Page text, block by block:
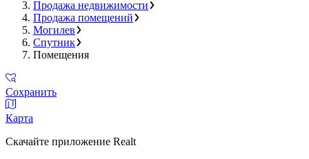
Продажа недвижимости
Продажа помещений
Могилев
Спутник
Помещения
Сохранить
Карта
Скачайте приложение Realt